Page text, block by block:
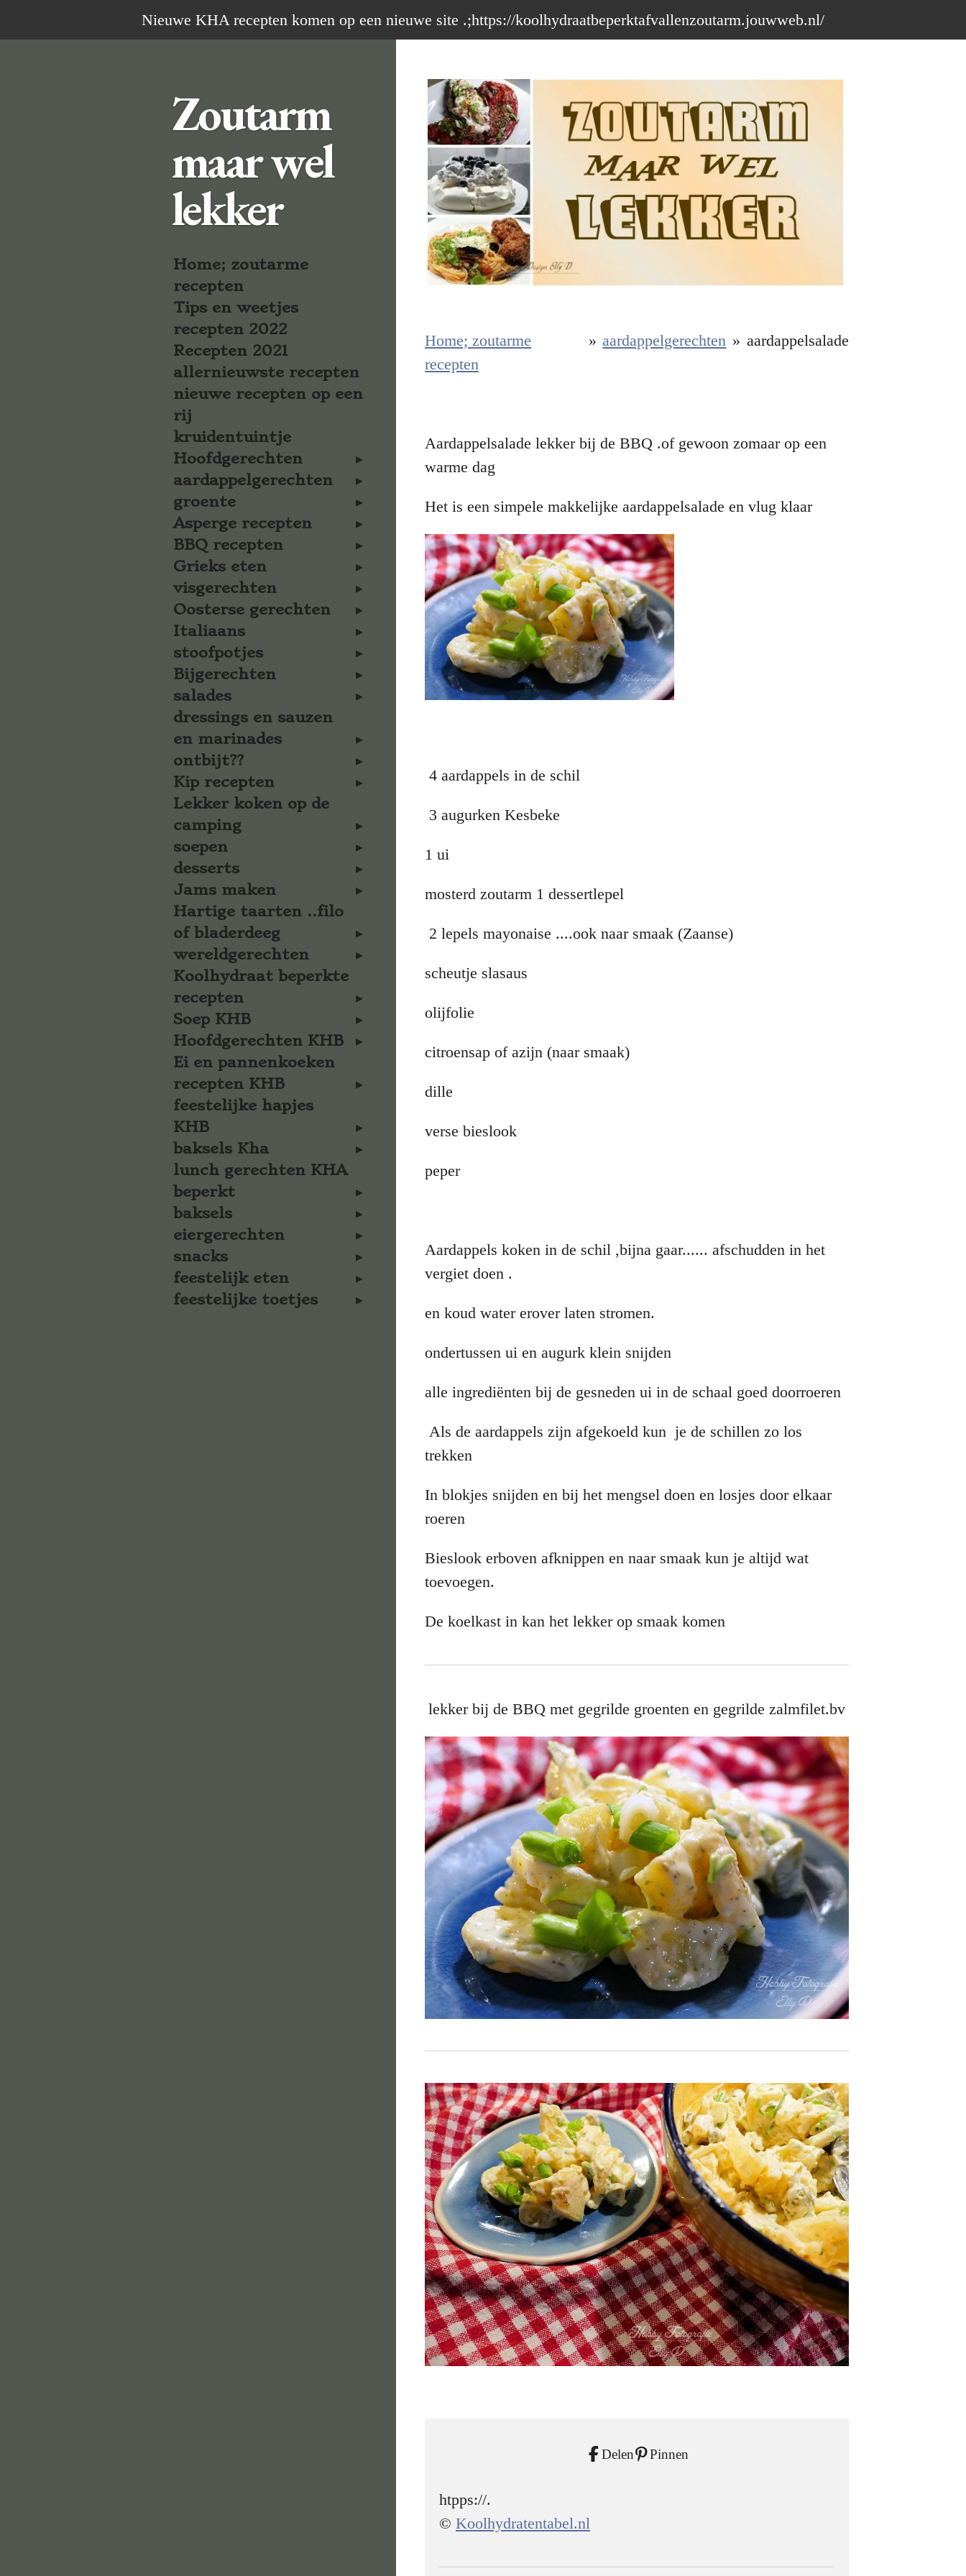
direct
Nieuwe KHA recepten komen op een nieuwe site .;https://koolhydraatbeperktafvallenzoutarm.jouwweb.nl/
Home; zoutarme
recepten
» aardappelgerechten » aardappelsalade
Aardappelsalade lekker bij de BBQ .of gewoon zomaar op een
warme dag
Het is een simpele makkelijke aardappelsalade en vlug klaar
4 aardappels in de schil
3 augurken Kesbeke
1 ui
mosterd zoutarm 1 dessertlepel
2 lepels mayonaise ....ook naar smaak (Zaanse)
scheutje slasaus
olijfolie
citroensap of azijn (naar smaak)
dille
verse bieslook
peper
Aardappels koken in de schil ,bijna gaar...... afschudden in het
vergiet doen .
en koud water erover laten stromen.
ondertussen ui en augurk klein snijden
alle ingrediënten bij de gesneden ui in de schaal goed doorroeren
Als de aardappels zijn afgekoeld kun je de schillen zo los
trekken
In blokjes snijden en bij het mengsel doen en losjes door elkaar
roeren
Bieslook erboven afknippen en naar smaak kun je altijd wat
toevoegen.
De koelkast in kan het lekker op smaak komen
lekker bij de BBQ met gegrilde groenten en gegrilde zalmfilet.bv
Delen Pinnen
htpps://.
©Koolhydratentabel.nl
Zoutarm
maar wel
lekker
Home; zoutarme
recepten
Tips en weetjes
recepten 2022
Recepten 2021
allernieuwste recepten
nieuwe recepten op een
rij
kruidentuintje
Hoofdgerechten
aardappelgerechten
groente
Asperge recepten
BBQ recepten
Grieks eten
visgerechten
Oosterse gerechten
Italiaans
stoofpotjes
Bijgerechten
salades
dressings en sauzen
en marinades
ontbijt??
Kip recepten
Lekker koken op de
camping
soepen
desserts
Jams maken
Hartige taarten ..filo
of bladerdeeg
wereldgerechten
Koolhydraat beperkte
recepten
Soep KHB
Hoofdgerechten KHB
Ei en pannenkoeken
recepten KHB
feestelijke hapjes
KHB
baksels Kha
lunch gerechten KHA
beperkt
baksels
eiergerechten
snacks
feestelijk eten
feestelijke toetjes